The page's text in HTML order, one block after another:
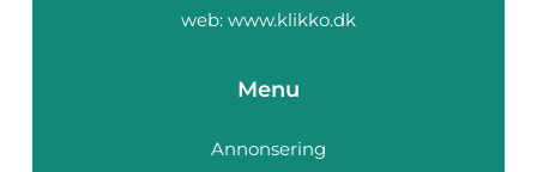
web: www.klikko.dk
Menu
Annonsering